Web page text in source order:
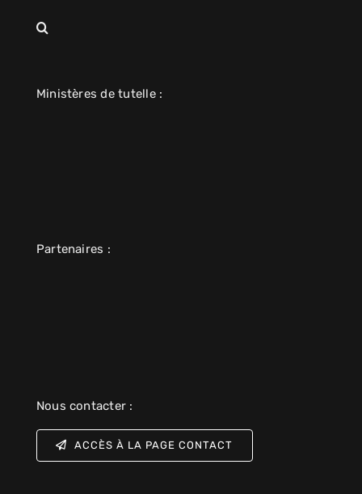
Ministères de tutelle :
Partenaires :
Nous contacter :
ACCÈS À LA PAGE CONTACT